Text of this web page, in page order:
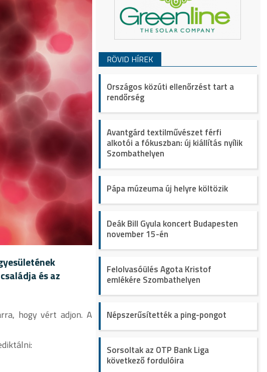
és az
hogy vért adjon. A
RÖVID HÍREK
Országos közúti ellenőrzést tart a
rendőrség
Avantgárd textilművészet férfi
alkotói a fókuszban: új kiállítás nyílik
Szombathelyen
Pápa múzeuma új helyre költözik
Deák Bill Gyula koncert Budapesten
november 15-én
Felolvasóülés Agota Kristof
emlékére Szombathelyen
Népszerűsítették a ping-pongot
Sorsoltak az OTP Bank Liga
következő fordulóira